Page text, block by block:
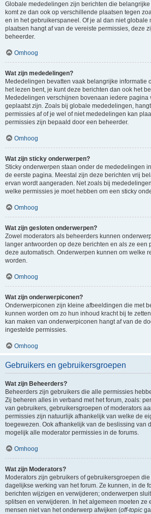
Globale mededelingen zijn berichten die
komt ze dan ook op verschillende plaatsen tegen
en in het gebruikerspaneel. Of je al dan niet globale
plaatsen hangt af van de vereiste permissies, deze
beheerder.
Omhoog
Wat zijn mededelingen?
Mededelingen bevatten vaak belangrijke informatie
het lezen bent, je kunt deze berichten dan ook het
Mededelingen verschijnen bovenaan iedere pagina
geplaatst zijn. Zoals bij globale mededelingen,
permissies af of je wel of niet mededelingen kan
permissies zijn bepaald door een beheerder.
Omhoog
Wat zijn sticky onderwerpen?
Sticky onderwerpen staan onder de mededelingen
de eerste pagina. Meestal zijn deze berichten vrij
ervan wordt aangeraden. Net zoals bij
welke permissies je moet hebben om een sticky
Omhoog
Wat zijn gesloten onderwerpen?
Zowel moderators als beheerders kunnen
langer antwoorden op deze berichten en als ze een
deze automatisch. Onderwerpen kunnen om welke
worden.
Omhoog
Wat zijn onderwerpiconen?
Onderwerpiconen zijn kleine afbeeldingen die met
kunnen worden om zo hun inhoud kracht bij te
kan maken van onderwerpiconen hangt af van de
ingestelde permissies.
Omhoog
Gebruikers en gebruikersgroepen
Wat zijn Beheerders?
Beheerders zijn gebruikers die alle permissies
Zij beheren alles in verband met het forum, zoals:
van gebruikers, gebruikersgroepen of moderators
permissies zijn natuurlijk afhankelijk van welke de
toegewezen. Ook afhankelijk van de beslissing van
mogelijk alle moderator permissies in de forums.
Omhoog
Wat zijn Moderators?
Moderators zijn gebruikers of gebruikersgroepen
dagelijkse werking van het forum. Ze kunnen, in de
berichten wijzigen en verwijderen; onderwerpen
splitsen en verwijderen. In het algemeen moeten ze
mensen niet van het onderwerp afwijken (off-topic